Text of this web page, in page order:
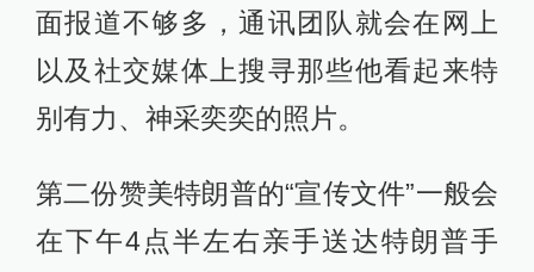
面报道不够多，通讯团队就会在网上
以及社交媒体上搜寻那些他看起来特
别有力、神采奕奕的照片。
第二份赞美特朗普的“宣传文件”一般会
在下午4点半左右亲手送达特朗普手